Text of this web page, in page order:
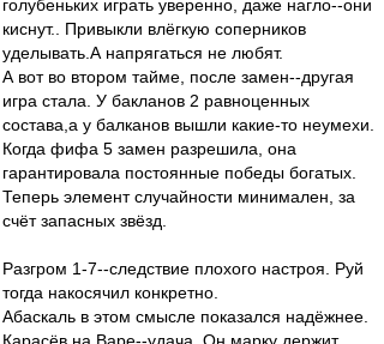
голубеньких играть уверенно, даже нагло--они
киснут.. Привыкли влёгкую соперников
уделывать.А напрягаться не любят.
А вот во втором тайме, после замен--другая
игра стала. У бакланов 2 равноценных
состава,а у балканов вышли какие-то неумехи.
Когда фифа 5 замен разрешила, она
гарантировала постоянные победы богатых.
Теперь элемент случайности минимален, за
счёт запасных звёзд.
Разгром 1-7--следствие плохого настроя. Руй
тогда накосячил конкретно.
Абаскаль в этом смысле показался надёжнее.